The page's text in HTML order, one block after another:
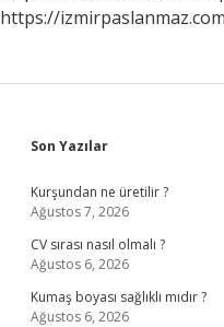
https://
Sidebar
Son Yazılar
Kurşundan ne üretilir ?
Ağustos 7, 2026
CV sırası nasıl olmalı ?
Ağustos 6, 2026
Kumaş boyası sağlıklı mıdır ?
Ağustos 6, 2026